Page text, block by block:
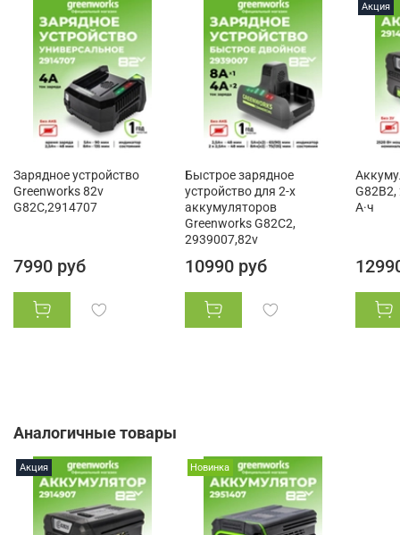
Зарядное устройство
Greenworks 82v
G82C,2914707
7990 руб
Быстрое зарядное
устройство для 2-х
аккумуляторов
Greenworks G82C2,
2939007,82v
10990 руб
Акция
G82B2,
А·ч
Аналогичные товары
Акция Новинка